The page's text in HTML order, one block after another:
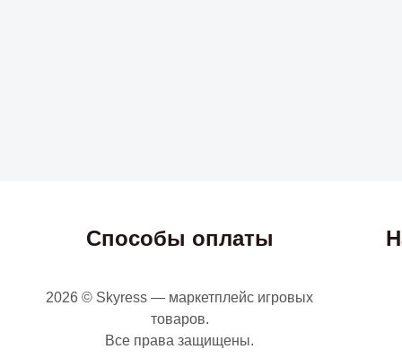
Способы оплаты
2026 © Skyress — маркетплейс игровых
товаров.
Все права защищены.